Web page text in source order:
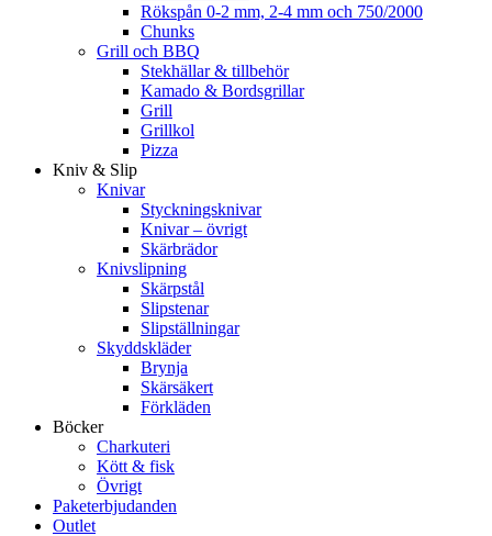
Rökspån 0-2 mm, 2-4 mm och 750/2000
Chunks
Grill och BBQ
Stekhällar & tillbehör
Kamado & Bordsgrillar
Grill
Grillkol
Pizza
Kniv & Slip
Knivar
Styckningsknivar
Knivar – övrigt
Skärbrädor
Knivslipning
Skärpstål
Slipstenar
Slipställningar
Skyddskläder
Brynja
Skärsäkert
Förkläden
Böcker
Charkuteri
Kött & fisk
Övrigt
Paketerbjudanden
Outlet